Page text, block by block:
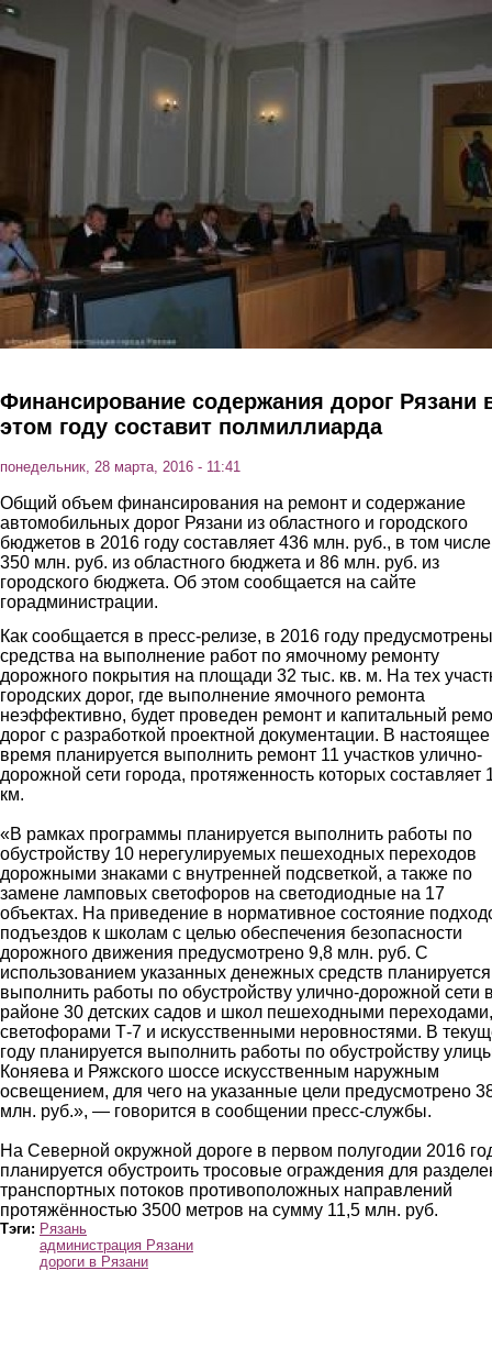
Перейти к основному содержанию
Финансирование содержания дорог Рязани
этом году составит полмиллиарда
понедельник, 28 марта, 2016 - 11:41
Общий объем финансирования на ремонт и содержание
автомобильных дорог Рязани из областного и городского
бюджетов в 2016 году составляет 436 млн. руб., в том числе
350 млн. руб. из областного бюджета и 86 млн. руб. из
городского бюджета. Об этом сообщается на сайте
горадминистрации.
Как сообщается в пресс-релизе, в 2016 году предусмотрены
средства на выполнение работ по ямочному ремонту
дорожного покрытия на площади 32 тыс. кв. м. На тех
городских дорог, где выполнение ямочного ремонта
неэффективно, будет проведен ремонт и капитальный
дорог с разработкой проектной документации. В настоящее
время планируется выполнить ремонт 11 участков улично-
дорожной сети города, протяженность которых составляет
км.
«В рамках программы планируется выполнить работы по
обустройству 10 нерегулируемых пешеходных переходов
дорожными знаками с внутренней подсветкой, а также по
замене ламповых светофоров на светодиодные на 17
объектах. На приведение в нормативное состояние
подъездов к школам с целью обеспечения безопасности
дорожного движения предусмотрено 9,8 млн. руб. С
использованием указанных денежных средств планируется
выполнить работы по обустройству улично-дорожной сети
районе 30 детских садов и школ пешеходными переходами,
светофорами Т-7 и искусственными неровностями. В
году планируется выполнить работы по обустройству
Коняева и Ряжского шоссе искусственным наружным
освещением, для чего на указанные цели предусмотрено
млн. руб.», — говорится в сообщении пресс-службы.
На Северной окружной дороге в первом полугодии 2016
планируется обустроить тросовые ограждения для
транспортных потоков противоположных направлений
протяжённостью 3500 метров на сумму 11,5 млн. руб.
Тэги: Рязань
администрация Рязани
дороги в Рязани